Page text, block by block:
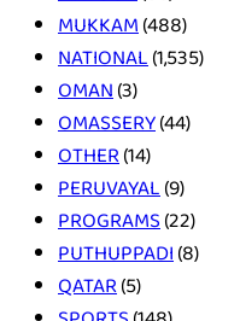
MUKKAM(488)
NATIONAL(1,535)
OMAN(3)
OMASSERY(44)
OTHER(14)
PERUVAYAL(9)
PROGRAMS(22)
PUTHUPPADI(8)
QATAR(5)